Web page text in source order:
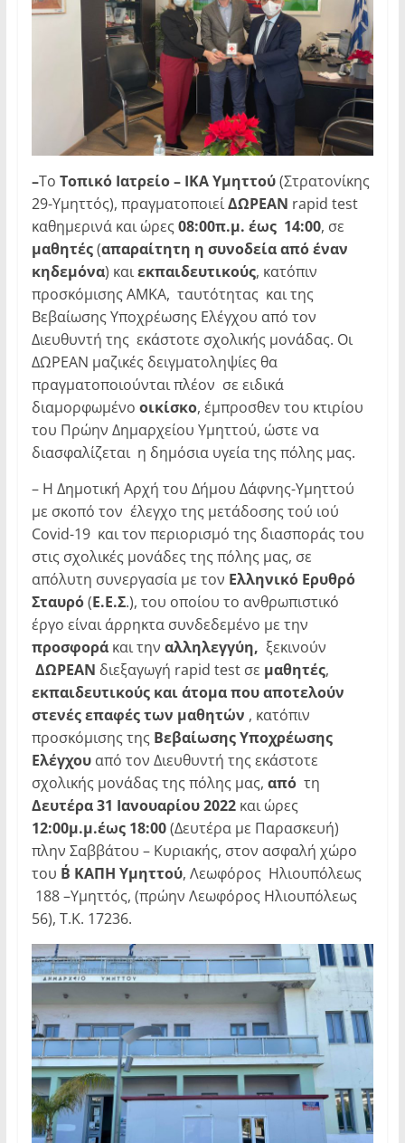
–To Τοπικό Ιατρείο – ΙΚΑ Υμηττού(Στρατονίκης
29-Υμηττός), πραγματοποιείΔΩΡΕΑΝ rapid test
καθημερινά και ώρες 08:00π.μ. έως 14:00, σε
μαθητές(απαραίτητη η συνοδεία από έναν
κηδεμόνα) καιεκπαιδευτικούς, κατόπιν
προσκόμισης ΑΜΚΑ, ταυτότητας και της
Βεβαίωσης Υποχρέωσης Ελέγχου από τον
Διευθυντή της εκάστοτε σχολικής μονάδας. Οι
ΔΩΡΕΑΝ μαζικές δειγματοληψίες θα
πραγματοποιούνται πλέον σε ειδικά
διαμορφωμένο οικίσκο, έμπροσθεν του κτιρίου
του Πρώην Δημαρχείου Υμηττού, ώστε να
διασφαλίζεται η δημόσια υγεία της πόλης μας.
– Η Δημοτική Αρχή του Δήμου Δάφνης-Υμηττού
με σκοπό τον έλεγχο της μετάδοσης τού ιού
Covid-19 και τον περιορισμό της διασποράς του
στις σχολικές μονάδες της πόλης μας, σε
απόλυτη συνεργασία με τον Ελληνικό Ερυθρό
Σταυρό(Ε.Ε.Σ.), του οποίου το ανθρωπιστικό
έργο είναι άρρηκτα συνδεδεμένο με την
προσφορά και την αλληλεγγύη, ξεκινούν
ΔΩΡΕΑΝ διεξαγωγή rapid test σε μαθητές,
εκπαιδευτικούς και άτομα που αποτελούν
στενές επαφές των μαθητών , κατόπιν
προσκόμισης της Βεβαίωσης Υποχρέωσης
Ελέγχουαπό τον Διευθυντή της εκάστοτε
σχολικής μονάδας της πόλης μας, από τη
Δευτέρα 31 Ιανουαρίου 2022 και ώρες
12:00μ.μ.έως 18:00(Δευτέρα με Παρασκευή)
πλην Σαββάτου – Κυριακής, στον ασφαλή χώρο
του Β΄ ΚΑΠΗ Υμηττού, Λεωφόρος Ηλιουπόλεως
188 –Υμηττός, (πρώην Λεωφόρος Ηλιουπόλεως
56), Τ.Κ. 17236.